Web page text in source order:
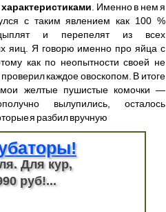
. Именно в нем я
с таким явлением как 100 %
и перепелят из всех
яиц. Я говорю именно про яйца с
как по неопытности своей не
каждое овоскопом. В итоге
мои желтые пушистые комочки —
вылупились, осталось
я разбил вручную
Для кур,
руб!...